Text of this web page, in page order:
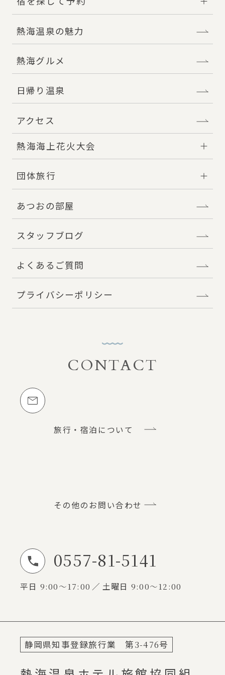
熱海温泉の魅力
熱海グルメ
日帰り温泉
アクセス
熱海海上花火大会
団体旅行
あつおの部屋
スタッフブログ
よくあるご質問
プライバシーポリシー
お問い合わせCONTACT
メールでのお問い合わせ
旅行・宿泊について
その他のお問い合わせ
お電話でのお問い合わせ
0557-81-5141
平日 9:00～17:00 土曜日 9:00～12:00
静岡県知事登録旅行業 第3-476号